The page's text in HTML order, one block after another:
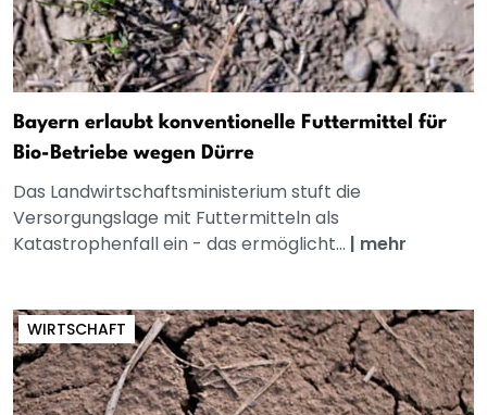
Bayern erlaubt konventionelle Futtermittel für
Bio-Betriebe wegen Dürre
Das Landwirtschaftsministerium stuft die
Versorgungslage mit Futtermitteln als
Katastrophenfall ein - das ermöglicht... | mehr
WIRTSCHAFT